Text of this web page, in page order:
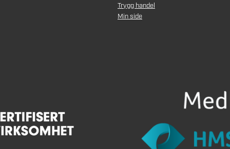
Trygg handel
Min side